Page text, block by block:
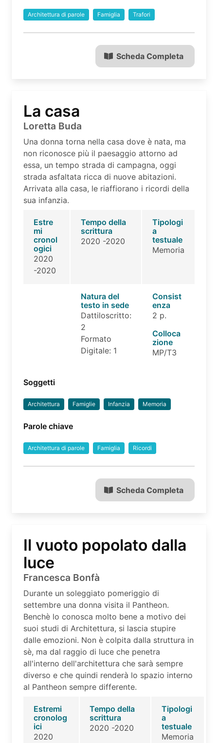
Architettura di parole Famiglia Trafori
Scheda Completa
La casa
Loretta Buda
Una donna torna nella casa dove è nata, ma
non riconosce più il paesaggio attorno ad
essa, un tempo strada di campagna, oggi
strada asfaltata ricca di nuove abitazioni.
Arrivata alla casa, le riaffiorano i ricordi della
sua infanzia.
Estre
mi
cronol
ogici
2020
-2020
Tempo della
scrittura
2020 -2020
Tipologi
a
testuale
Memoria
Natura del
testo in sede
Dattiloscritto:
2
Formato
Digitale: 1
Consist
enza
2 p.
Colloca
zione
MP/T3
Soggetti
Architettura Famiglie Infanzia Memoria
Parole chiave
Architettura di parole Famiglia Ricordi
Scheda Completa
Il vuoto popolato dalla
luce
Francesca Bonfà
Durante un soleggiato pomeriggio di
settembre una donna visita il Pantheon.
Benchè lo conosca molto bene a motivo dei
suoi studi di Architettura, si lascia stupire
dalle emozioni. Non è colpita dalla struttura in
sè, ma dal raggio di luce che penetra
all'interno dell'architettura che sarà sempre
diverso e che quindi renderà lo spazio interno
al Pantheon sempre differente.
Estremi
cronolog
ici
2020
Tempo della
scrittura
2020 -2020
Tipologi
a
testuale
Memoria